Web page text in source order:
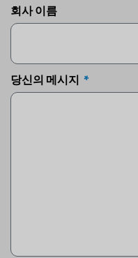
회사 이름
당신의 메시지